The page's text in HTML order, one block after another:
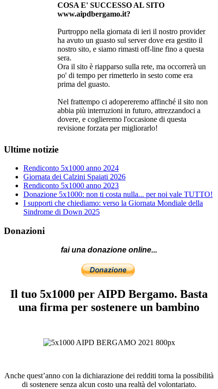
COSA E' SUCCESSO AL SITO
www.aipdbergamo.it?
Purtroppo nella giornata di ieri il nostro provider
ha avuto un guasto sul server dove era gestito il
nostro sito, e siamo rimasti off-line fino a questa
sera.
Ora il sito è riapparso sulla rete, ma occorrerà un
po' di tempo per rimetterlo in sesto come era
prima del guasto.
Nel frattempo ci adopereremo affinché il sito non
abbia più interruzioni in futuro, attrezzandoci a
dovere, e coglieremo l'occasione di questa
revisione forzata per migliorarlo!
Ultime notizie
Rendiconto 5x1000 anno 2024
Giornata dei Calzini Spaiati 2026
Rendiconto 5x1000 anno 2023
Donazione 5x1000: non ti costa nulla... per noi vale TUTTO!
I supporti che chiediamo: verso la Giornata Mondiale della
Sindrome di Down 2025
Donazioni
fai una donazione online...
Il tuo 5x1000 per AIPD Bergamo. Basta
una firma per sostenere un bambino
Anche quest’anno con la dichiarazione dei redditi torna la possibilità
di sostenere senza alcun costo una realtà del volontariato.